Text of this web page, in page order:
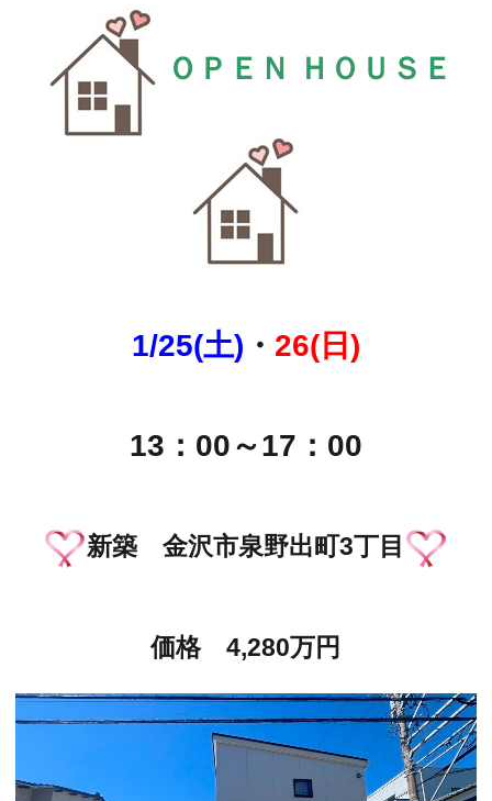
ＯＰＥＮ ＨＯＵＳＥ
1/25(土) ・ 26(日)
13：00～17：00
新築 金沢市泉野出町3丁目
価格 4,280万円